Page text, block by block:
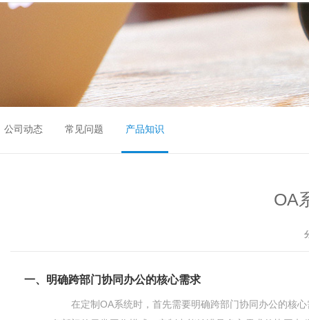
公司动态 常见问题 产品知识
OA
一、明确跨部门协同办公的核心需求
在定制OA系统时，首先需要明确跨部门协同办公的核